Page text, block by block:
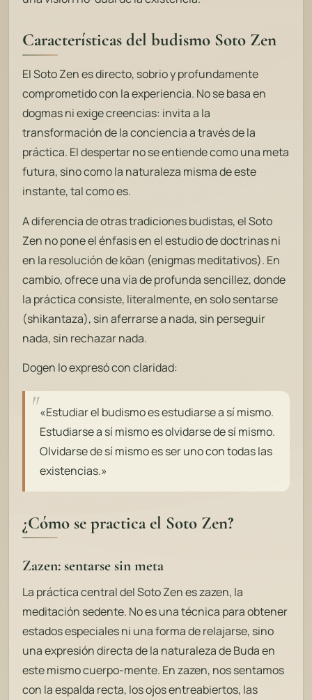
Características del budismo Soto Zen
El Soto Zen es directo, sobrio y profundamente
comprometido con la experiencia. No se basa en
dogmas ni exige creencias: invita a la
transformación de la conciencia a través de la
práctica. El despertar no se entiende como una meta
futura, sino como la naturaleza misma de este
instante, tal como es.
A diferencia de otras tradiciones budistas, el Soto
Zen no pone el énfasis en el estudio de doctrinas ni
en la resolución dekōan (enigmas meditativos). En
cambio, ofrece una vía de profunda sencillez, donde
la práctica consiste, literalmente, en solo sentarse
(shikantaza), sin aferrarse a nada, sin perseguir
nada, sin rechazar nada.
Dogen lo expresó con claridad:
«Estudiar el budismo es estudiarse a sí mismo.
Estudiarse a sí mismo es olvidarse de sí mismo.
Olvidarse de sí mismo es ser uno con todas las
existencias.»
¿Cómo se practica el Soto Zen?
Zazen: sentarse sin meta
La práctica central del Soto Zen es zazen, la
meditación sedente. No es una técnica para obtener
estados especiales ni una forma de relajarse, sino
una expresión directa de la naturaleza de Buda en
este mismo cuerpo-mente. En zazen, nos sentamos
con la espalda recta, los ojos entreabiertos, las